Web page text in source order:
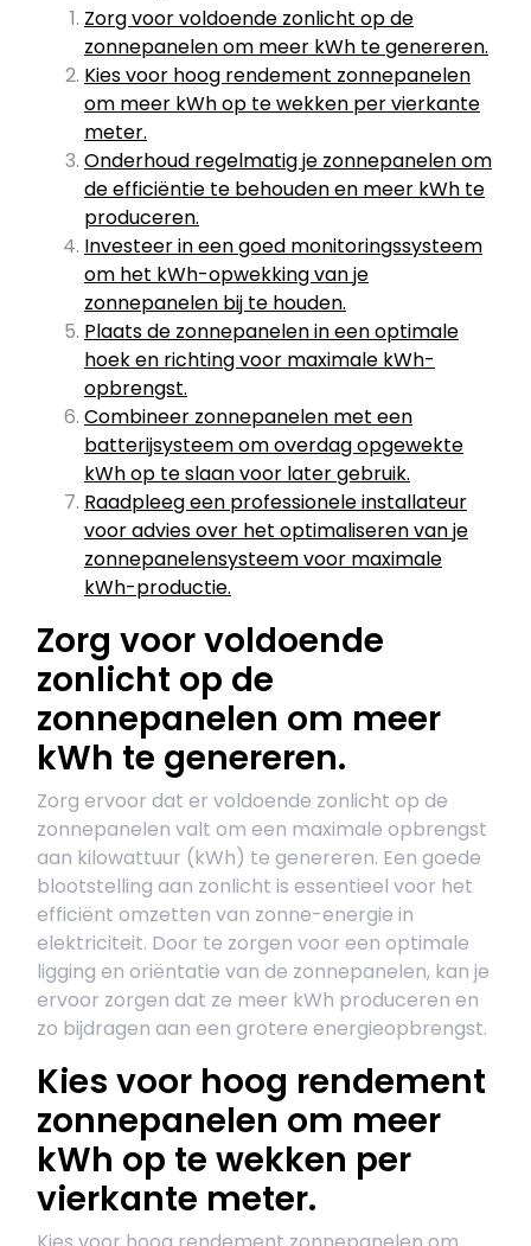
Zorg voor voldoende zonlicht op de
zonnepanelen om meer kWh te genereren.
Kies voor hoog rendement zonnepanelen
om meer kWh op te wekken per vierkante
meter.
Onderhoud regelmatig je zonnepanelen om
de efficiëntie te behouden en meer kWh te
produceren.
Investeer in een goed monitoringssysteem
om het kWh-opwekking van je
zonnepanelen bij te houden.
Plaats de zonnepanelen in een optimale
hoek en richting voor maximale kWh-
opbrengst.
Combineer zonnepanelen met een
batterijsysteem om overdag opgewekte
kWh op te slaan voor later gebruik.
Raadpleeg een professionele installateur
voor advies over het optimaliseren van je
zonnepanelensysteem voor maximale
kWh-productie.
Zorg voor voldoende
zonlicht op de
zonnepanelen om meer
kWh te genereren.
Zorg ervoor dat er voldoende zonlicht op de
zonnepanelen valt om een maximale opbrengst
aan kilowattuur (kWh) te genereren. Een goede
blootstelling aan zonlicht is essentieel voor het
efficiënt omzetten van zonne-energie in
elektriciteit. Door te zorgen voor een optimale
ligging en oriëntatie van de zonnepanelen, kan je
ervoor zorgen dat ze meer kWh produceren en
zo bijdragen aan een grotere energieopbrengst.
Kies voor hoog rendement
zonnepanelen om meer
kWh op te wekken per
vierkante meter.